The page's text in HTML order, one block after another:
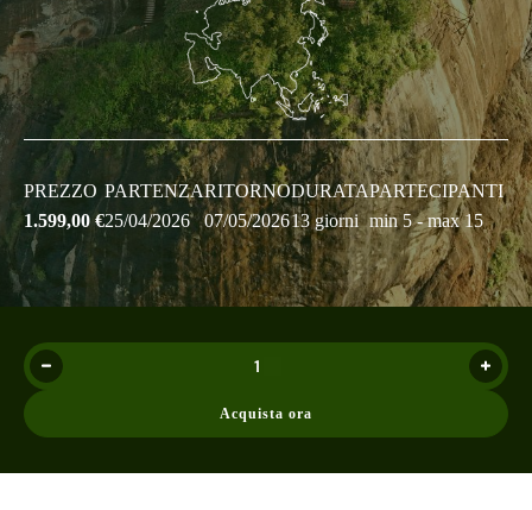
PREZZO
1.599,00 €
PARTENZA
25/04/2026
RITORNO
07/05/2026
DURATA
13 giorni
PARTECIPANTI
min 5 - max 15
Acquista ora